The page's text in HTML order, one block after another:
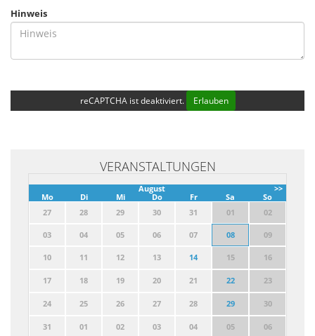
Hinweis
reCAPTCHA ist deaktiviert. Erlauben
VERANSTALTUNGEN
>>
August
Mo
Di Mi Do Fr Sa
So
27
28 29 30 31 01 02
03 04 05 06 07 08 09
10 11 12 13 14 15 16
17 18 19 20 21 22 23
24 25 26 27 28 29 30
31 01 02 03 04 05 06